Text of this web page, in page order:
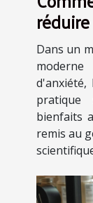
Dans un
d'anxiété,
pratique
bienfaits
remis au